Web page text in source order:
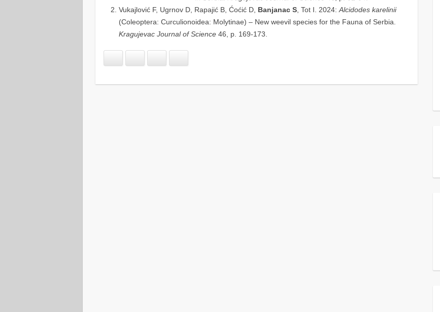
Vukajlović F, Ugrnov D, Rapajić B, Ćoćić D, Banjanac S , Tot I. 2024:Alcidodes karelinii
(Coleoptera: Curculionoidea: Molytinae) – New weevil species for the Fauna of Serbia.
Kragujevac Journal of Science 46, p. 169-173.